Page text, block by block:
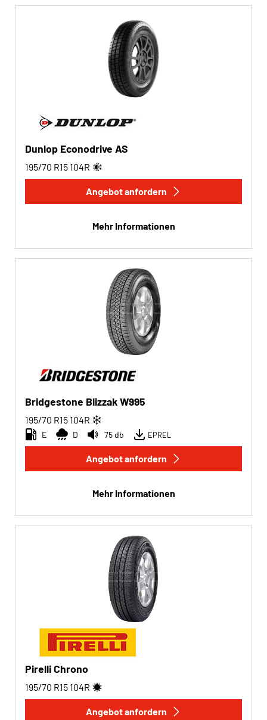
Dunlop Econodrive AS
195/70 R15 104R
Angebot anfordern
Mehr Informationen
Bridgestone Blizzak W995
195/70 R15 104R
E D 75 db EPREL
Angebot anfordern
Mehr Informationen
Pirelli Chrono
195/70 R15 104R
Angebot anfordern